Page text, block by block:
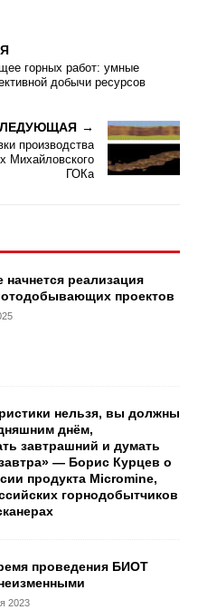
горных работ: умные
добычи ресурсов
производства
Михайловского
ГОКа
начнется реализация
проектов
нельзя, вы должны
днём,
завтрашний и думать
— Борис Курцев о
продукта Micromine,
горнодобытчиков
проведения БИОТ
2023